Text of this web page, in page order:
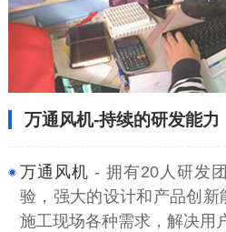
万通风机-持续的研发能力
万通风机 - 拥有20人研发
验，强大的设计和产品创新
施工现场各种需求，解决用